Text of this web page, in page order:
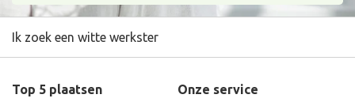
Ik zoek een witte werkster
Top 5 plaatsen Onze service